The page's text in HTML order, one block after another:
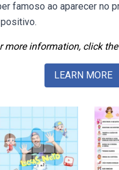
famoso ao aparecer no
more information, click
LEARN MORE